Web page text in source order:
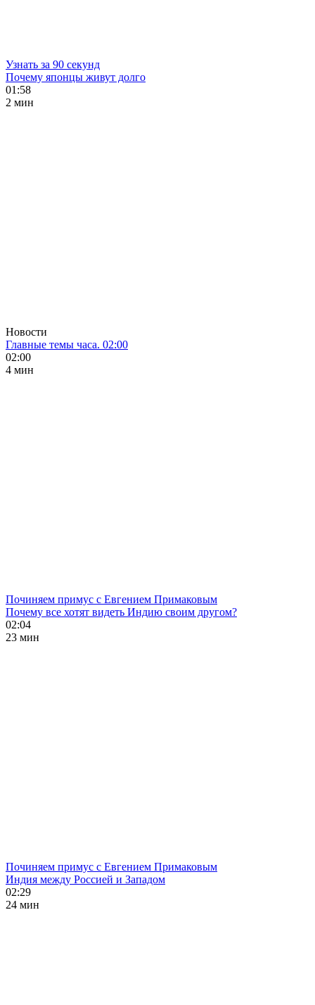
Узнать за 90 секунд
Почему японцы живут долго
01:58
2 мин
Новости
Главные темы часа. 02:00
02:00
4 мин
Починяем примус с Евгением Примаковым
Почему все хотят видеть Индию своим другом?
02:04
23 мин
Починяем примус с Евгением Примаковым
Индия между Россией и Западом
02:29
24 мин